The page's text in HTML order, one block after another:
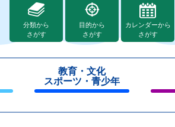
分類から
さがす
目的から
さがす
カレンダーから
さがす
教育・文化
スポーツ・青少年
じ
じ